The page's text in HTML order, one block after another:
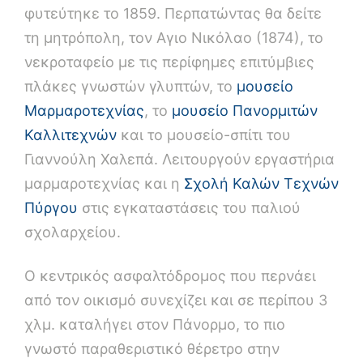
φυτεύτηκε το 1859. Περπατώντας θα δείτε
τη μητρόπολη, τον Αγιο Νικόλαο (1874), το
νεκροταφείο με τις περίφημες επιτύμβιες
πλάκες γνωστών γλυπτών, το μουσείο
Μαρμαροτεχνίας, το μουσείο Πανορμιτών
Καλλιτεχνών και το μουσείο-σπίτι του
Γιαννούλη Χαλεπά. Λειτουργούν εργαστήρια
μαρμαροτεχνίας και η Σχολή Καλών Τεχνών
Πύργου στις εγκαταστάσεις του παλιού
σχολαρχείου.
Ο κεντρικός ασφαλτόδρομος που περνάει
από τον οικισμό συνεχίζει και σε περίπου 3
χλμ. καταλήγει στον Πάνορμο, το πιο
γνωστό παραθεριστικό θέρετρο στην